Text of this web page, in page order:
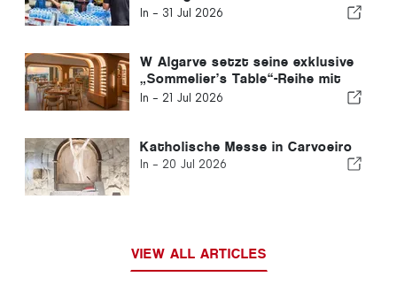
Gemeinsame Hilfsmaßnahmen
In - 31 Jul 2026
W Algarve setzt seine exklusive
„Sommelier’s Table“-Reihe mit
Buçaco fort
In - 21 Jul 2026
Katholische Messe in Carvoeiro
In - 20 Jul 2026
VIEW ALL ARTICLES